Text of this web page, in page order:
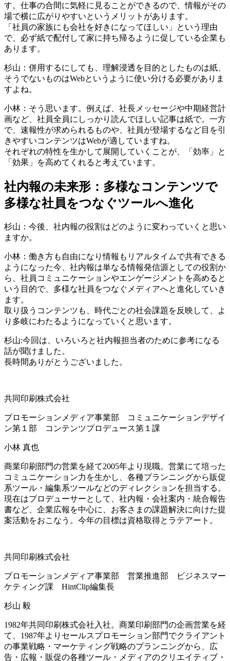
す。仕事の合間に気軽に見ることができるので、情報がその
場で横に広がりやすいというメリットがあります。
「社員の家族にも会社を好きになってほしい」という理由
で、必ず紙で配付して家に持ち帰るように促している企業も
あります。
杉山：併用するにしても、理解浸透を目的としたものは紙、
そうでないものはWebというように使い分ける必要がありま
すよね。
小林：そう思います。例えば、社長メッセージや中期経営計
画など、社員全員にしっかり読んでほしい記事は紙で。一方
で、速報性が求められるものや、社員が登場するなど目を引
きやすいコンテンツはWebが適していますね。
それぞれの特性を生かして展開していくことが、「効率」と
「効果」を高めてくれると考えています。
社内報の未来形：多様なコンテンツで
多様な社員をつなぐツールへ進化
杉山：今後、社内報の役割はどのように変わっていくと思い
ますか。
小林：働き方も自由になり情報もリアルタイムで共有できる
ようになった今、社内報は単なる情報発信源としての役割か
ら、社員コミュニケーションやエンゲージメントを高めると
いう目的で、多様な社員をつなぐメディアへと進化していき
ます。
取り扱うコンテンツも、時代ごとの社会課題を反映して、よ
り多岐にわたるようになっていくと思います。
杉山:今回は、いろいろと社内報担当者のために参考になる
話が聞けました。
長時間ありがとうございました。
共同印刷株式会社
プロモーションメディア事業部 コミュニケーションデザイ
ン第１部 コンテンツプロデュース第１課
小林 真也
商業印刷部門の営業を経て2005年より現職。営業にて培った
コミュニケーション力を生かし、各種プランニングから販促
系ツール・編集系ツールなどのディレクションを担当する。
現在はプロデューサーとして、社内報・会社案内・統合報告
書など、企業広報を中心に、お客さまの課題解決に向けた提
案活動をおこなう。今年の目標は資格取得とラテアート。
共同印刷株式会社
プロモーションメディア事業部 営業推進部 ビジネスマー
ケティング課 HintClip編集長
杉山 毅
1982年共同印刷株式会社入社。商業印刷部門の企画営業を経
て、1987年よりセールスプロモーション部門でクライアント
の事業戦略・マーケティング戦略のプランニングから、広
告・広報・販促の各種ツール・メディアのクリエイティブ・